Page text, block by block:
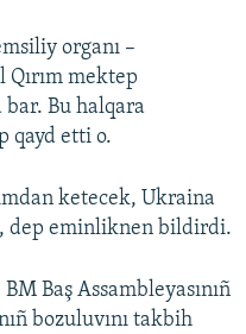
organı –
mektep
Bu halqara
qayd etti o.
ketecek, Ukraina
dep eminliknen bildirdi.
Baş Assambleyasınıñ
bozuluvını takbih